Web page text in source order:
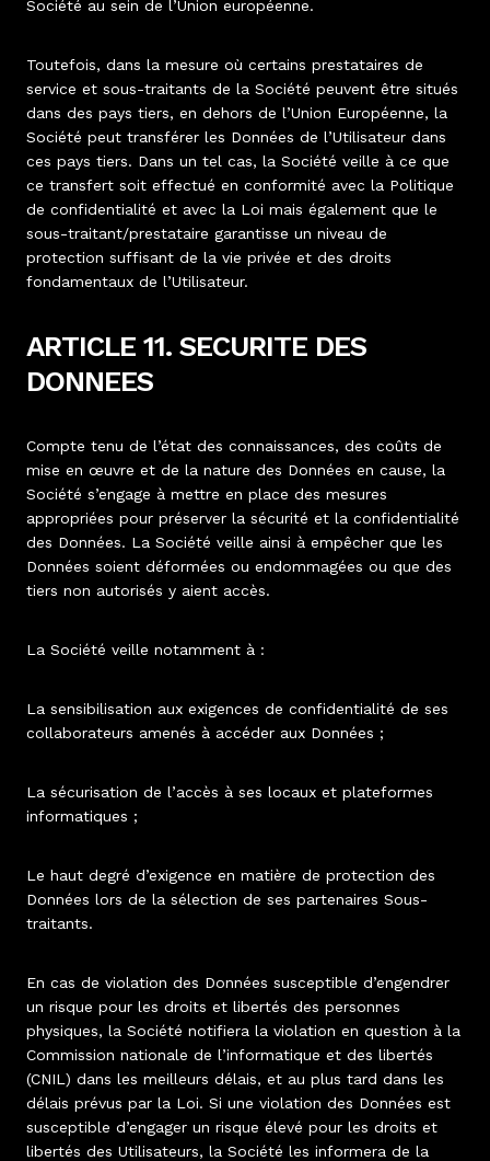
Société au sein de l’Union européenne.
Toutefois, dans la mesure où certains prestataires de
service et sous-traitants de la Société peuvent être situés
dans des pays tiers, en dehors de l’Union Européenne, la
Société peut transférer les Données de l’Utilisateur dans
ces pays tiers. Dans un tel cas, la Société veille à ce que
ce transfert soit effectué en conformité avec la Politique
de confidentialité et avec la Loi mais également que le
sous-traitant/prestataire garantisse un niveau de
protection suffisant de la vie privée et des droits
fondamentaux de l’Utilisateur.
ARTICLE 11. SECURITE DES
DONNEES
Compte tenu de l’état des connaissances, des coûts de
mise en œuvre et de la nature des Données en cause, la
Société s’engage à mettre en place des mesures
appropriées pour préserver la sécurité et la confidentialité
des Données. La Société veille ainsi à empêcher que les
Données soient déformées ou endommagées ou que des
tiers non autorisés y aient accès.
La Société veille notamment à :
La sensibilisation aux exigences de confidentialité de ses
collaborateurs amenés à accéder aux Données ;
La sécurisation de l’accès à ses locaux et plateformes
informatiques ;
Le haut degré d’exigence en matière de protection des
Données lors de la sélection de ses partenaires Sous-
traitants.
En cas de violation des Données susceptible d’engendrer
un risque pour les droits et libertés des personnes
physiques, la Société notifiera la violation en question à la
Commission nationale de l’informatique et des libertés
(CNIL) dans les meilleurs délais, et au plus tard dans les
délais prévus par la Loi. Si une violation des Données est
susceptible d’engager un risque élevé pour les droits et
libertés des Utilisateurs, la Société les informera de la